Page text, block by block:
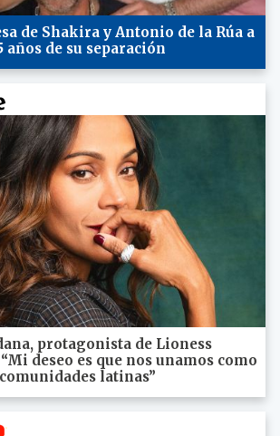
de Shakira y Antonio de la Rúa a
años de su separación
protagonista de Lioness
deseo es que nos unamos como
comunidades latinas”